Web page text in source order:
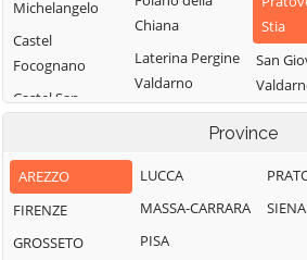
Michelangelo
Castel
Focognano
Castel San
Castelfranco
Piandiscò
Castiglion
Fibocchi
Chiana
Laterina Pergine
Valdarno
Loro Ciuffenna
Marciano della
Chiana
Monte San
Stia
San
Talla
Province
AREZZO
FIRENZE
GROSSETO
LUCCA
MASSA-CARRARA
PISA
SIENA